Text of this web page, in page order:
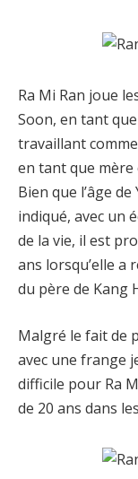
Ra Mi Ran joue
Soon, en tant
travaillant
en tant que mère
Bien que l’âge
indiqué, avec un
de la vie, il est
ans lorsqu’elle a
du père de Kang
Malgré le fait de
avec une frange
difficile pour Ra
de 20 ans dans